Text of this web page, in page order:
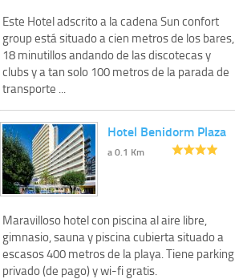
Este Hotel adscrito a la cadena Sun confort
group está situado a cien metros de los bares,
18 minutillos andando de las discotecas y
clubs y a tan solo 100 metros de la parada de
transporte ...
Hotel Benidorm Plaza
a 0.1 Km
Maravilloso hotel con piscina al aire libre,
gimnasio, sauna y piscina cubierta situado a
escasos 400 metros de la playa. Tiene parking
privado (de pago) y wi-fi gratis.